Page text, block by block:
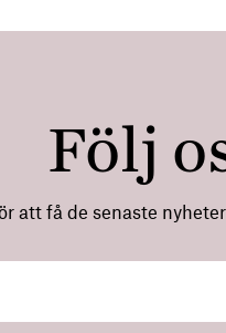
Följ
att få de senaste